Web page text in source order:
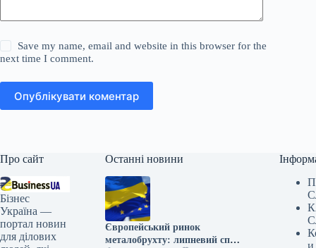
Save my name, email and website in this browser for the
next time I comment.
Опублікувати коментар
Про сайт
Бізнес
Україна —
портал новин
для ділових
Останні новини
Європейський ринок
металобрухту: липневий спад
и